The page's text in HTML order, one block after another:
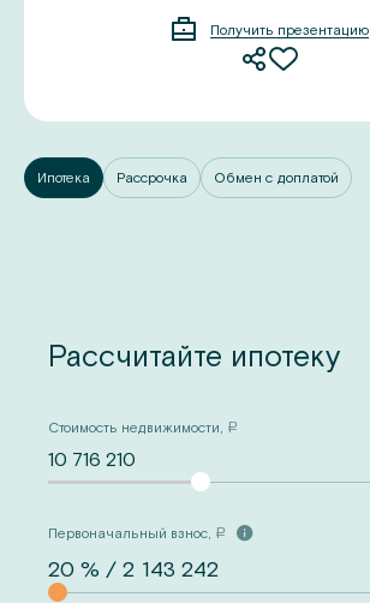
Получить презентацию
Ипотека Рассрочка Обмен с доплатой
Рассчитайте ипотеку
Стоимость недвижимости, a
10 716 210
Первоначальный взнос, a